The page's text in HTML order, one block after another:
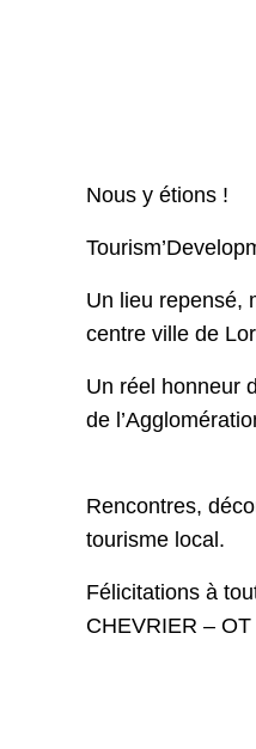
Nous y étions !
Un lieu repensé,
centre ville de
Un réel honneur
de
Rencontres,
tourisme local.
Félicitations à
CHEVRIER –